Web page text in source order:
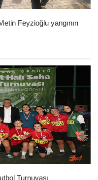
Feyzioğlu yangının
Turnuvası